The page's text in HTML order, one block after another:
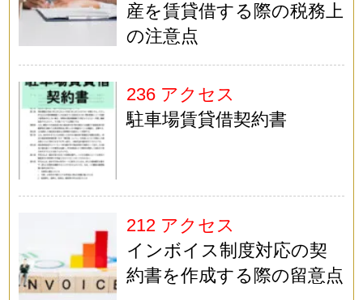
産を賃貸借する際の税務上
の注意点
236 アクセス
駐車場賃貸借契約書
212 アクセス
インボイス制度対応の契
約書を作成する際の留意点